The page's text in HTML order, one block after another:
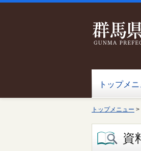
トップメ
トップメニュー >
資